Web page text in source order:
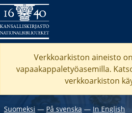
Verkkoarkiston aineisto
vapaakappaletyöasemilla.
verkkoarkiston
Suomeksi ― På svenska ― In English